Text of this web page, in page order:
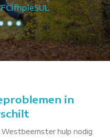
in
hulp nodig